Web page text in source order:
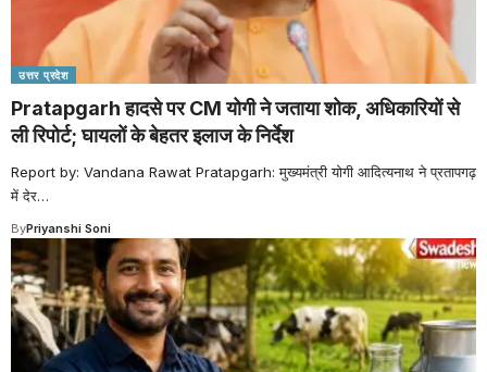
उत्तर प्रदेश
Pratapgarh हादसे पर CM योगी ने जताया शोक, अधिकारियों से
ली रिपोर्ट; घायलों के बेहतर इलाज के निर्देश
Report by: Vandana Rawat Pratapgarh: मुख्यमंत्री योगी आदित्यनाथ ने प्रतापगढ़
में देर…
ByPriyanshi Soni